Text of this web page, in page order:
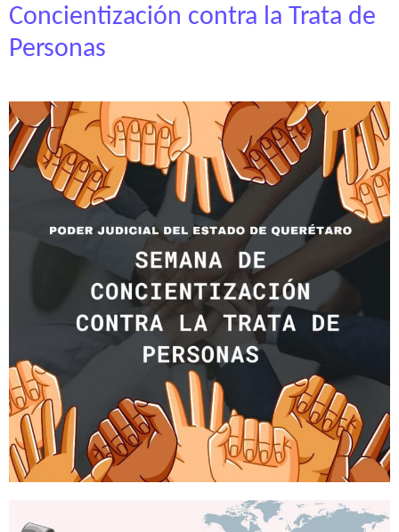
Concientización contra la Trata de
Personas